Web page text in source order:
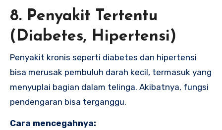
8. Penyakit Tertentu
(Diabetes, Hipertensi)
Penyakit kronis seperti diabetes dan hipertensi
bisa merusak pembuluh darah kecil, termasuk yang
menyuplai bagian dalam telinga. Akibatnya, fungsi
pendengaran bisa terganggu.
Cara mencegahnya: